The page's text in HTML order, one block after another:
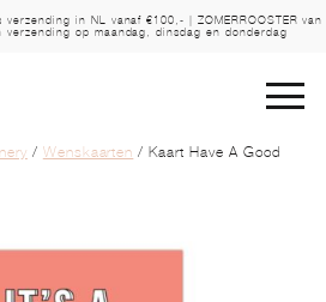
in NL vanaf €100,- | ZOMERROOSTER van
op maandag, dinsdag en donderdag
/ Wenskaarten / Kaart Have A Good